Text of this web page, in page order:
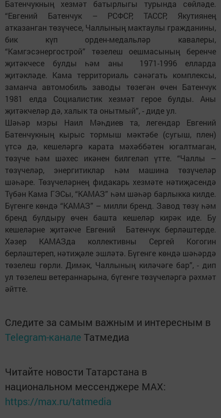
Батенчукның хезмәт батырлыгы турында сөйләде.
“Евгений Батенчук – РСФСР, ТАССР, Якутиянең
атказанган төзүчесе, Чаллының мактаулы гражданины,
бик күп орден-медальләр кавалеры,
“Камгэсэнергострой” төзелеш оешмасының беренче
җитәкчесе булды һәм аны 1971-1996 елларда
җитәкләде. Кама территориаль сәнәгать комплексы,
заманча автомобиль заводы төзегән өчен Батенчук
1981 елда Социалистик хезмәт герое булды. Аны
җитәкчеләр дә, халык та онытмый”, - диде ул.
Шәһәр мэры Наил Мәһдиев та, легендар Евгений
Батенчукның кырыс тормыш мәктәбе (сугыш, плен)
үтсә дә, кешеләргә карата мәхәббәтен югалтмаган,
төзүче һәм шәхес икәнен билгеләп үтте. “Чаллы –
төзүчеләр, энергитиклар һәм машина төзүчеләр
шәһәре. Төзүчеләрнең фидакарь хезмәте нәтиҗәсендә
Түбән Кама ГЭСы, “КАМАЗ” һәм шәһәр барлыкка килде.
Бүгенге көндә “КАМАЗ” – милли бренд. Завод төзү һәм
бренд булдыру өчен башта кешеләр кирәк иде. Бу
кешеләрне җитәкче Евгений Батенчук берләштерде.
Хәзер КАМАЗда коллективны Сергей Когогин
берләштереп, нәтиҗәле эшләтә. Бүгенге көндә шәһәрдә
төзелеш гөрли. Димәк, Чаллының киләчәге бар”, - дип
ул төзелеш ветераннарына, бүгенге төзүчеләргә рәхмәт
әйтте.
Следите за самым важным и интересным в
Telegram-канале Татмедиа
Читайте новости Татарстана в
национальном мессенджере MАХ:
https://max.ru/tatmedia